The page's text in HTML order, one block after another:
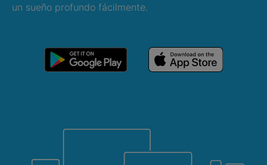
un sueño profundo fácilmente.